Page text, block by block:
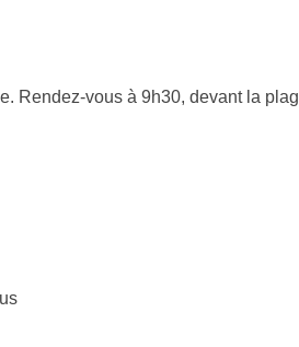
Rendez-vous à 9h30, devant la